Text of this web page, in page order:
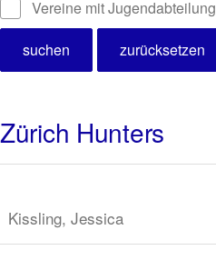
Vereine mit Jugendabteilung
Zürich Hunters
Kissling, Jessica